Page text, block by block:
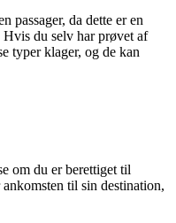
passager, da dette er en
du selv har prøvet af
typer klager, og de kan
om du er berettiget til
til sin destination,